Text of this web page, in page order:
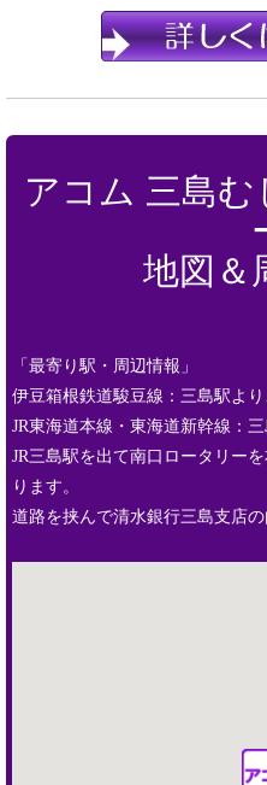
アコム 三島
地図＆
「最寄り駅・周辺情報」
伊豆箱根鉄道駿豆線：三島駅より
JR東海道本線・東海道新幹線：
JR三島駅を出て南口ロータリー
ります。
道路を挟んで清水銀行三島支店の